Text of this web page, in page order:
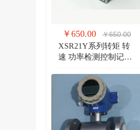
￥650.00 ￥650.00
XSR21Y系列转矩 转
速 功率检测控制记录